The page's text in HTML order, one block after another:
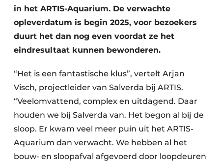
in het ARTIS-Aquarium. De verwachte
opleverdatum is begin 2025, voor bezoekers
duurt het dan nog even voordat ze het
eindresultaat kunnen bewonderen.
“Het is een fantastische klus”, vertelt Arjan
Visch, projectleider van Salverda bij ARTIS.
“Veelomvattend, complex en uitdagend. Daar
houden we bij Salverda van. Het begon al bij de
sloop. Er kwam veel meer puin uit het ARTIS-
Aquarium dan verwacht. We hebben al het
bouw- en sloopafval afgevoerd door loopdeuren